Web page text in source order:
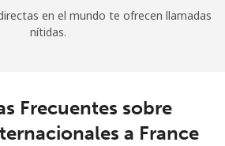
en el mundo te ofrecen llamadas
nítidas.
Frecuentes sobre
a France